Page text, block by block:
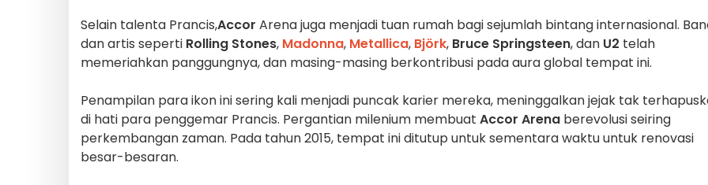
Selain talenta Prancis,Accor Arena juga menjadi tuan rumah bagi sejumlah bintang internasional.
dan artis seperti Rolling Stones, Madonna, Metallica, Björk, Bruce Springsteen, dan U2 telah
memeriahkan panggungnya, dan masing-masing berkontribusi pada aura global tempat ini.
Penampilan para ikon ini sering kali menjadi puncak karier mereka, meninggalkan jejak tak
di hati para penggemar Prancis. Pergantian milenium membuat Accor Arena berevolusi seiring
perkembangan zaman. Pada tahun 2015, tempat ini ditutup untuk sementara waktu untuk renovasi
besar-besaran.